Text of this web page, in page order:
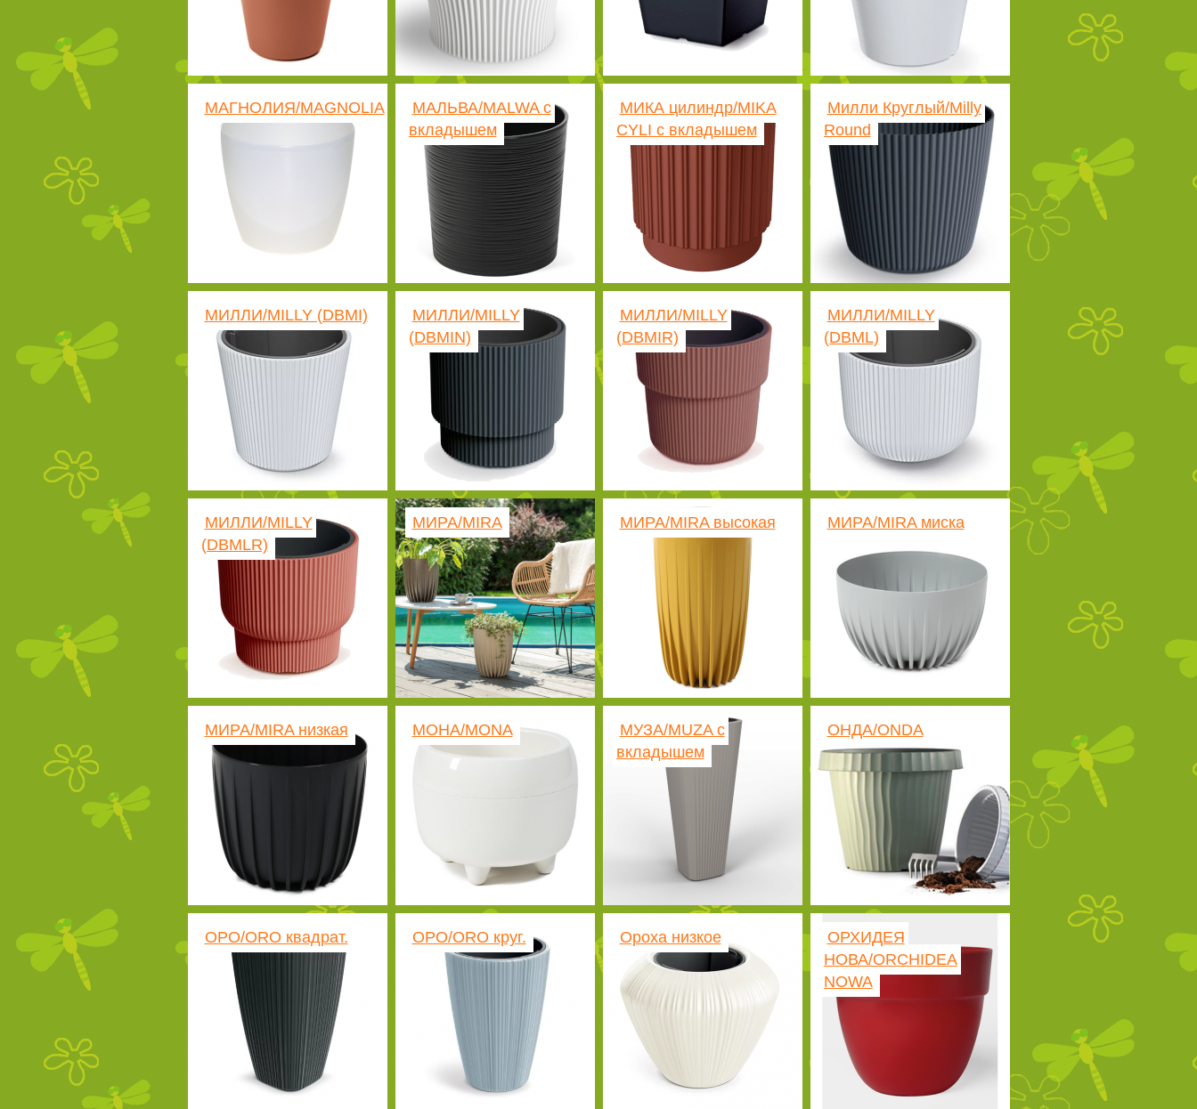
МАГНОЛИЯ/MAGNOLIA
МАЛЬВА/MALWA с
вкладышем
МИКА цилиндр/MIKA
CYLI с вкладышем
Милли Круглый/Milly
Round
МИЛЛИ/MILLY (DBMI)
МИЛЛИ/MILLY
(DBMIN)
МИЛЛИ/MILLY
(DBMIR)
МИЛЛИ/MILLY
(DBML)
МИЛЛИ/MILLY
(DBMLR)
МИРА/MIRA МИРА/MIRA высокая МИРА/MIRA миска
МИРА/MIRA низкая МОНА/MONA
МУЗА/MUZA с
вкладышем
ОНДА/ONDA
ОРО/ORO квадрат. ОРО/ORO круг. Ороха низкое
ОРХИДЕЯ
НОВА/ORCHIDEA
NOWA